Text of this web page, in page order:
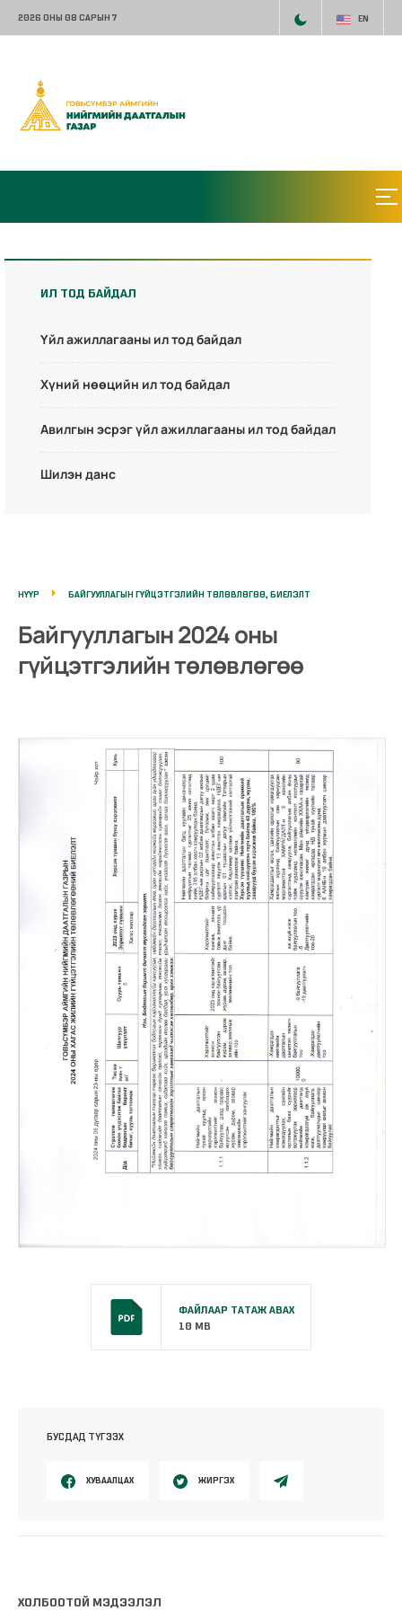
2026 ОНЫ 08 САРЫН 7 EN
ИЛ ТОД БАЙДАЛ
Үйл ажиллагааны ил тод байдал
Хүний нөөцийн ил тод байдал
Авилгын эсрэг үйл ажиллагааны ил тод байдал
Шилэн данс
НҮҮР БАЙГУУЛЛАГЫН ГҮЙЦЭТГЭЛИЙН ТӨЛӨВЛӨГӨӨ, БИЕЛЭЛТ
Байгууллагын 2024 оны
гүйцэтгэлийн төлөвлөгөө
ФАЙЛААР ТАТАЖ АВАХ
10 MB
БУСДАД ТҮГЭЭХ
ХУВААЛЦАХ ЖИРГЭХ
ХОЛБООТОЙ МЭДЭЭЛЭЛ